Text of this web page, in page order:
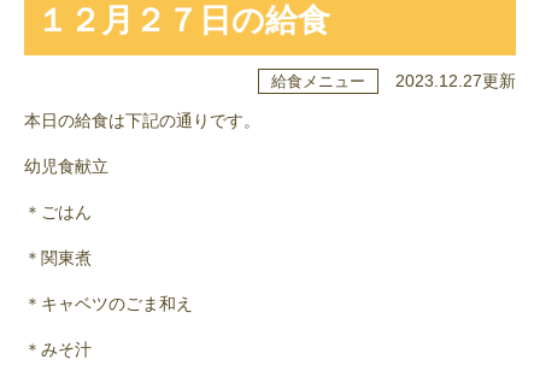
１２月２７日の給食
給食メニュー 2023.12.27更新
本日の給食は下記の通りです。
幼児食献立
＊ごはん
＊関東煮
＊キャベツのごま和え
＊みそ汁